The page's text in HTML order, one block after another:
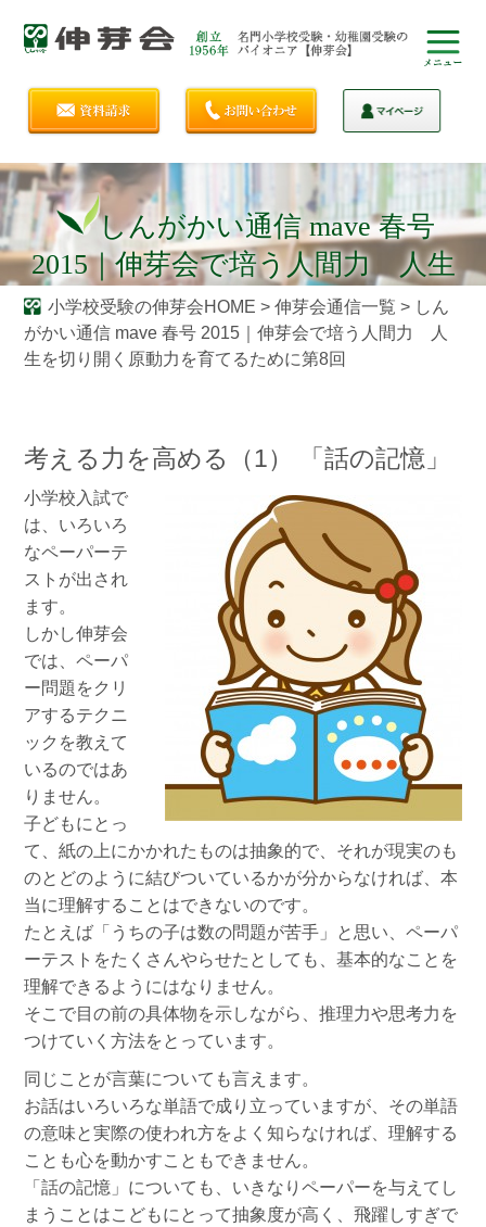
しんがかい通信 mave 春号
2015｜伸芽会で培う人間力 人生
を切り開く原動力を育てるために
第8回
小学校受験の伸芽会HOME > 伸芽会通信一覧 > しん
がかい通信 mave 春号 2015｜伸芽会で培う人間力 人
生を切り開く原動力を育てるために第8回
考える力を高める（1） 「話の記憶」
小学校入試で
は、いろいろ
なペーパーテ
ストが出され
ます。
しかし伸芽会
では、ペーパ
ー問題をクリ
アするテクニ
ックを教えて
いるのではあ
りません。
子どもにとっ
て、紙の上にかかれたものは抽象的で、それが現実のも
のとどのように結びついているかが分からなければ、本
当に理解することはできないのです。
たとえば「うちの子は数の問題が苦手」と思い、ペーパ
ーテストをたくさんやらせたとしても、基本的なことを
理解できるようにはなりません。
そこで目の前の具体物を示しながら、推理力や思考力を
つけていく方法をとっています。
同じことが言葉についても言えます。
お話はいろいろな単語で成り立っていますが、その単語
の意味と実際の使われ方をよく知らなければ、理解する
ことも心を動かすこともできません。
「話の記憶」についても、いきなりペーパーを与えてし
まうことはこどもにとって抽象度が高く、飛躍しすぎで